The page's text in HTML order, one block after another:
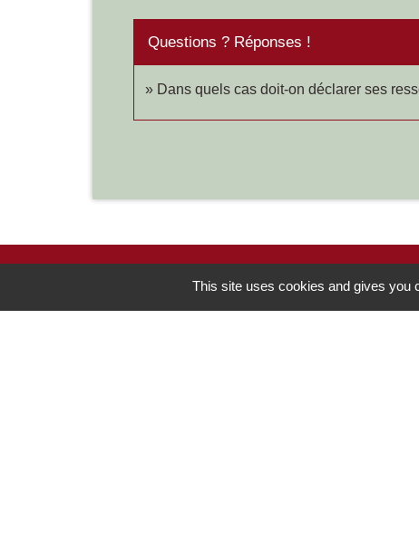
Questions ? Réponses !
Dans quels cas doit-on déclarer ses
Contacts
This site uses cookies and gives you